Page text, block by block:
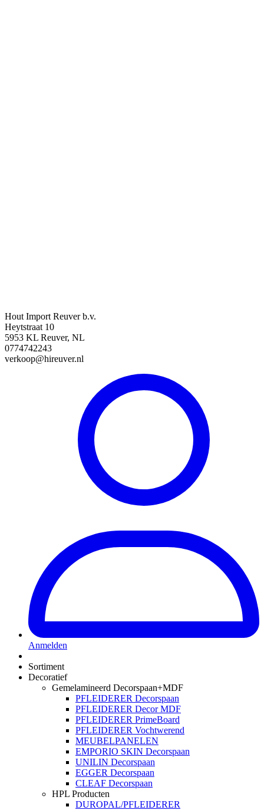
Hout Import Reuver b.v.
Heytstraat 10
5953 KL Reuver, NL
0774742243
verkoop@hireuver.nl
Anmelden
Sortiment
Decoratief
Gemelamineerd Decorspaan+MDF
PFLEIDERER Decorspaan
PFLEIDERER Decor MDF
PFLEIDERER PrimeBoard
PFLEIDERER Vochtwerend
MEUBELPANELEN
EMPORIO SKIN Decorspaan
UNILIN Decorspaan
EGGER Decorspaan
CLEAF Decorspaan
HPL Producten
DUROPAL/PFLEIDERER